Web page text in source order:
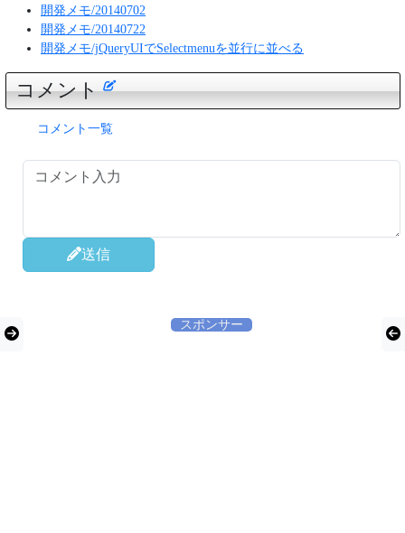
開発メモ/20140702
開発メモ/20140722
開発メモ/jQueryUIでSelectmenuを並行に並べる
コメント
コメント一覧
送信
スポンサー